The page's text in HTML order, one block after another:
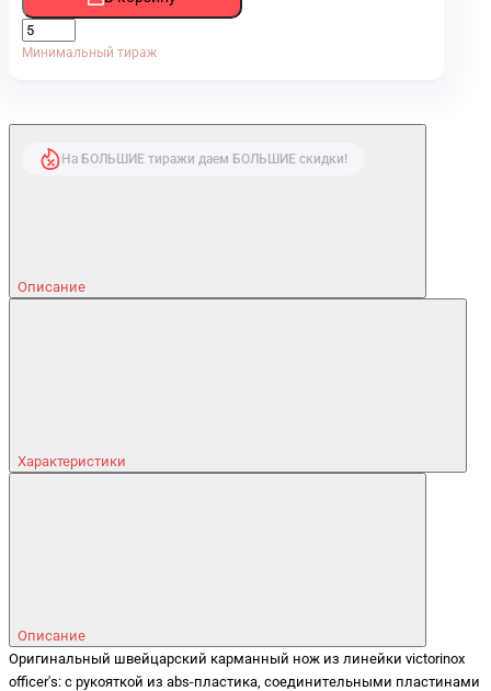
Минимальный тираж
На БОЛЬШИЕ тиражи даем БОЛЬШИЕ скидки!
Описание
Характеристики
Описание
Оригинальный швейцарский карманный нож из линейки victorinox
officer's: с рукояткой из abs-пластика, соединительными пластинами